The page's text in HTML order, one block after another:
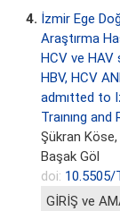
4. İzmir Ege
Araştırma
HCV ve HAV
HBV, HCV
admıtted to
Traınıng
Şükran Köse,
Başak Göl
doi: 10.5505/
GİRİŞ ve